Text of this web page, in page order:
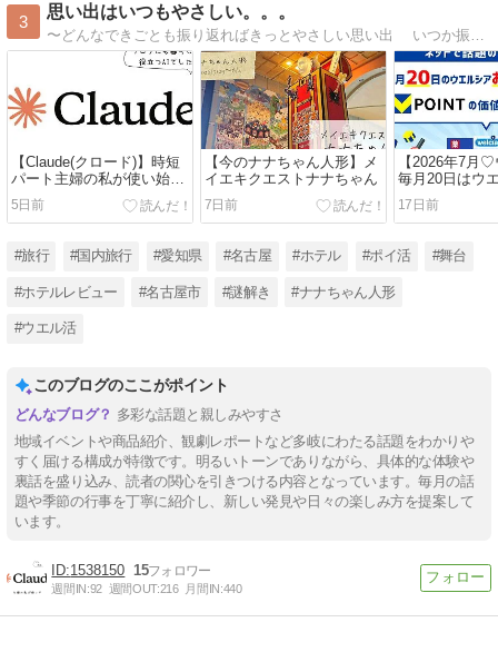
3
思い出はいつもやさしい。。。
【Claude(クロード)】時短
パート主婦の私が使い始め
た理由☆ブログにも暮らし
にも役立つAIでした♪
5日前
【今のナナちゃん人形】メ
イエキクエストナナちゃん
7日前
【2026年7月
毎月20日はウ
様感謝デー♡
17日前
#旅行 #国内旅行 #愛知県 #名古屋 #ホテル #ポイ活 #舞台
#ホテルレビュー #名古屋市 #謎解き #ナナちゃん人形
#ウエル活
このブログのここがポイント
多彩な話題と親しみやすさ
地域イベントや商品紹介、観劇レポートなど多岐にわたる話題をわかりや
すく届ける構成が特徴です。明るいトーンでありながら、具体的な体験や
裏話を盛り込み、読者の関心を引きつける内容となっています。毎月の話
題や季節の行事を丁寧に紹介し、新しい発見や日々の楽しみ方を提案して
います。
1538150 15
週間IN:92 週間OUT:216 月間IN:440